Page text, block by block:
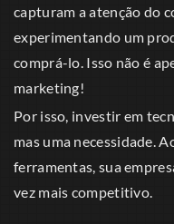
capturam a atenção do
experimentando um
comprá-lo. Isso não é
marketing!
Por isso, investir em
mas uma necessidade.
ferramentas, sua
vez mais competitivo.